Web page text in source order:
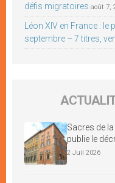
défis migratoires août 7,
Léon XIV en France :
septembre – 7 titres,
Sacres de
publie le
2 Juil 2026